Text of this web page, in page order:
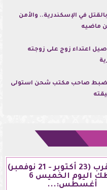
في الإسكندرية.. والأمن
ماضيه
اعتداء زوج على زوجته
لضبط صاحب مكتب شحن استولى
برج العقرب (23 أكتوبر - 21 نوفمبر)
حظك اليوم الخميس 6
أغسطس:...